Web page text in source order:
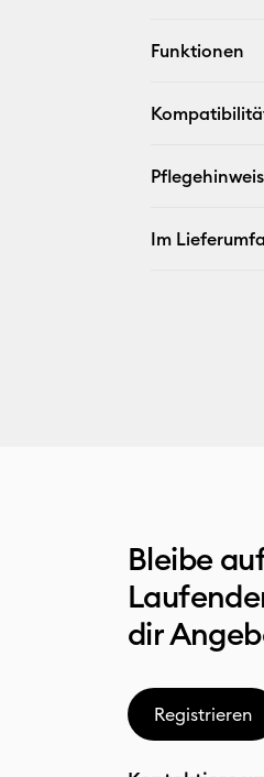
Funktionen
Im
Bleibe
dir
Registrieren